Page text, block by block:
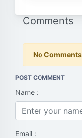
Comments
No Comments
POST COMMENT
Name :
Email :